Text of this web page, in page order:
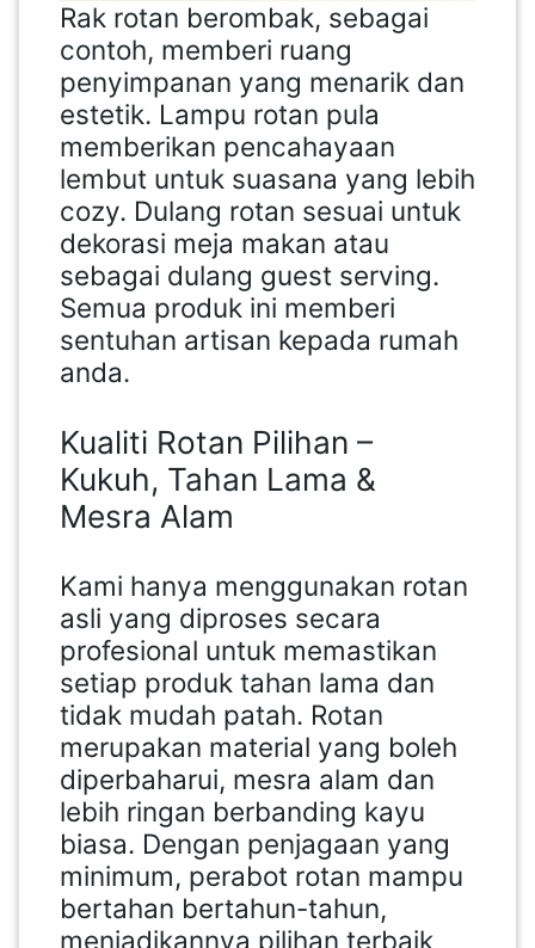
Rak rotan berombak, sebagai
contoh, memberi ruang
penyimpanan yang menarik dan
estetik. Lampu rotan pula
memberikan pencahayaan
lembut untuk suasana yang lebih
cozy. Dulang rotan sesuai untuk
dekorasi meja makan atau
sebagai dulang guest serving.
Semua produk ini memberi
sentuhan artisan kepada rumah
anda.
Kualiti Rotan Pilihan –
Kukuh, Tahan Lama &
Mesra Alam
Kami hanya menggunakan rotan
asli yang diproses secara
profesional untuk memastikan
setiap produk tahan lama dan
tidak mudah patah. Rotan
merupakan material yang boleh
diperbaharui, mesra alam dan
lebih ringan berbanding kayu
biasa. Dengan penjagaan yang
minimum, perabot rotan mampu
bertahan bertahun-tahun,
menjadikannya pilihan terbaik